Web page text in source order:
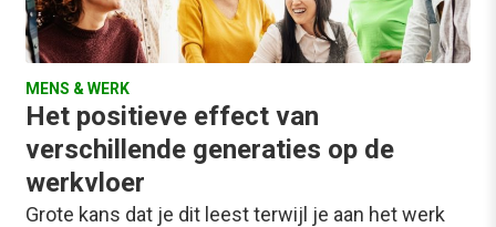
MENS & WERK
Het positieve effect van
verschillende generaties op de
werkvloer
Grote kans dat je dit leest terwijl je aan het werk